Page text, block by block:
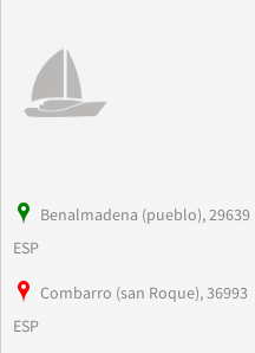
Benalmadena (pueblo), 29639
ESP
Combarro (san Roque), 36993
ESP